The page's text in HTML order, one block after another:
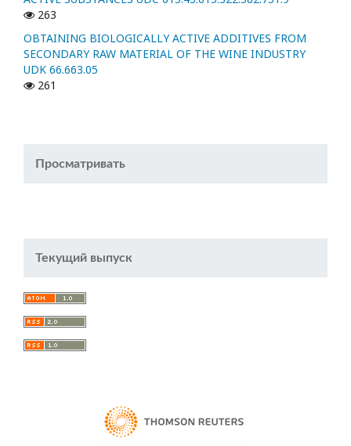
263
OBTAINING BIOLOGICALLY ACTIVE ADDITIVES FROM
SECONDARY RAW MATERIAL OF THE WINE INDUSTRY
UDK 66.663.05
261
Просматривать
Текущий выпуск